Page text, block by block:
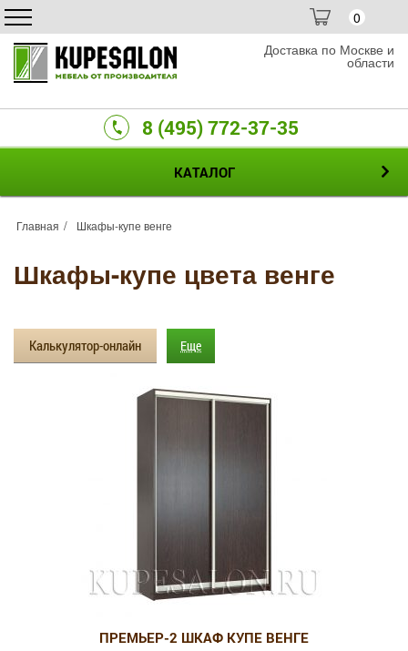
0
Доставка по Москве и
области
8 (495) 772-37-35
КАТАЛОГ
Главная Шкафы-купе венге
Шкафы-купе цвета венге
Калькулятор-онлайн
С зеркалом
Еще
ПРЕМЬЕР-2 ШКАФ КУПЕ ВЕНГЕ